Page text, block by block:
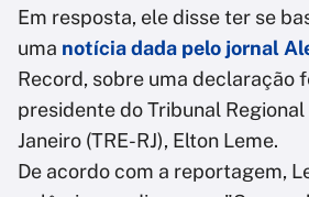
Em resposta, ele disse ter se
uma notícia dada pelo jornal
Record, sobre uma declaração
presidente do Tribunal
Janeiro (TRE-RJ), Elton Leme.
De acordo com a reportagem,